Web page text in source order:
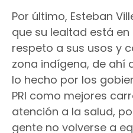
Por último, Esteban
que su lealtad está en
respeto a sus usos y
zona indígena, de ahí
lo hecho por los
PRI como mejores
atención a la salud,
gente no volverse a